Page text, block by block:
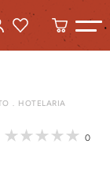
HOTELARIA
0